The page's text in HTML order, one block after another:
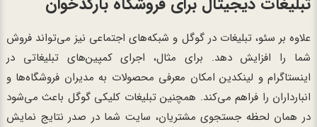
علاوه بر سئو، تبلیغات در گوگل و شبکه‌های اجتماعی نیز می‌تواند فروش
شما را افزایش دهد. برای مثال، اجرای کمپین‌های تبلیغاتی در
اینستاگرام و لینکدین امکان معرفی محصولات به مدیران فروشگاه‌ها و
انبارداران را فراهم می‌کند. همچنین تبلیغات کلیکی گوگل باعث می‌شود
در همان لحظه جستجوی مشتریان، سایت شما در صدر نتایج نمایش